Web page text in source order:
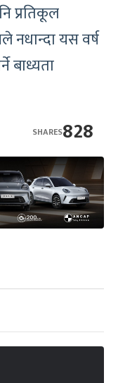
प्रतिकूल
नधान्दा यस वर्ष
बाध्यता
828
SHARES